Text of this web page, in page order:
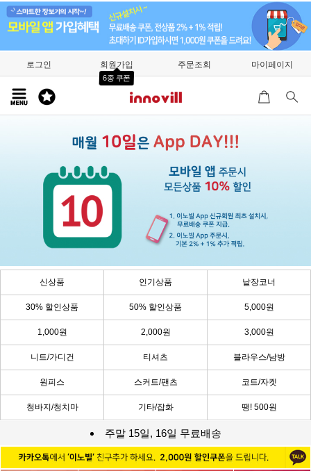
로그인 회원가입
6종 쿠폰
주문조회 마이페이지
신상품 인기상품 낱장코너
30% 할인상품 50% 할인상품 5,000원
1,000원 2,000원 3,000원
니트/가디건 티셔츠 블라우스/남방
원피스 스커트/팬츠 코트/자켓
청바지/청치마 기타/잡화 땡! 500원
주말 15일, 16일 무료배송